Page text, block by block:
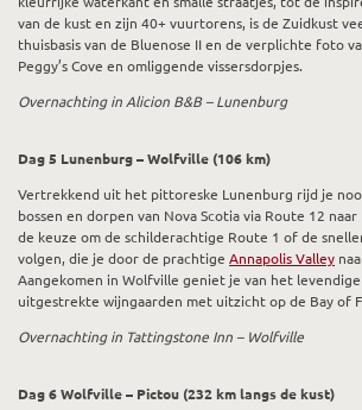
van de kust en zijn 40+ vuurtorens, is de Zuidkust
thuisbasis van de Bluenose II en de verplichte foto
Peggy’s Cove en omliggende vissersdorpjes.
Overnachting in Alicion B&B – Lunenburg
Dag 5 Lunenburg – Wolfville (106 km)
Vertrekkend uit het pittoreske Lunenburg rijd je
bossen en dorpen van Nova Scotia via Route 12
de keuze om de schilderachtige Route 1 of de
volgen, die je door de prachtige Annapolis Valley
Aangekomen in Wolfville geniet je van het
uitgestrekte wijngaarden met uitzicht op de Bay of
Overnachting in Tattingstone Inn – Wolfville
Dag 6 Wolfville – Pictou (232 km langs de kust)